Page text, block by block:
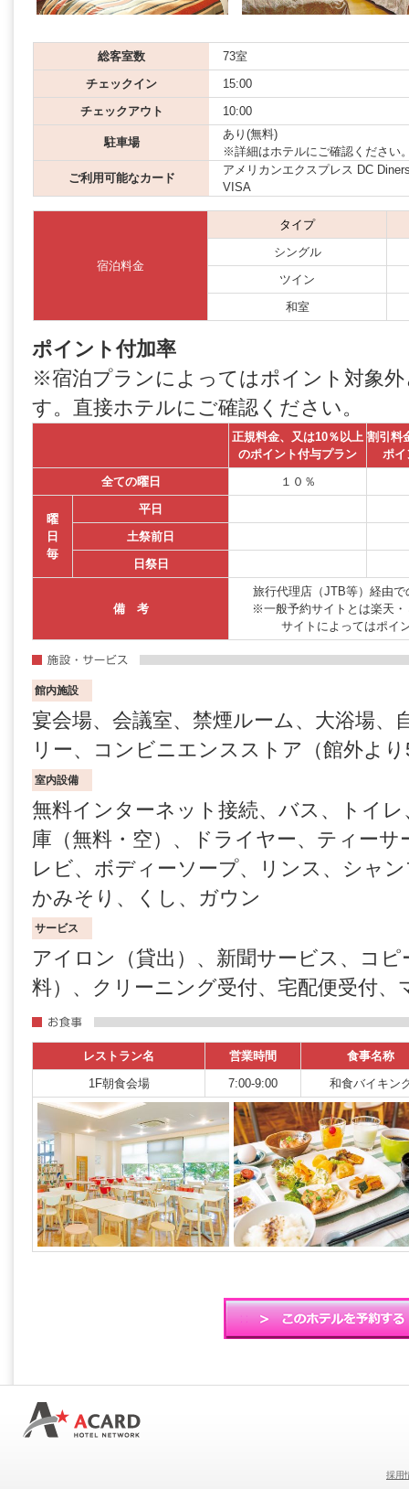
総客室数
73室
チェックイン
15:00
チェックアウト
10:00
駐車場
あり(無料)
※詳細はホテルにご確認ください
ご利用可能なカード
アメリカンエクスプレス DC
VISA
宿泊料金
タイプ
シングル
ツイン
和室
ポイント付加率
※宿泊プランによってはポイント対象
す。直接ホテルにご確認ください。
正規料金、又は10％以上
のポイント付与プラン
割引料
ポイ
全ての曜日
１０％
曜
日
毎
平日
土祭前日
日祭日
備 考
旅行代理店（JTB等）経由
※一般予約サイトとは楽天
サイトによってはポイ
館内施設
宴会場、会議室、禁煙ルーム、大浴場、
リー、コンビニエンスストア（館外よ
室内設備
無料インターネット接続、バス、トイ
庫（無料・空）、ドライヤー、ティー
レビ、ボディーソープ、リンス、シャ
かみそり、くし、ガウン
サービス
アイロン（貸出）、新聞サービス、コ
料）、クリーニング受付、宅配便受付、
レストラン名 営業時間
食事名称
1F朝食会場
7:00-9:00 和食バイキン
採用